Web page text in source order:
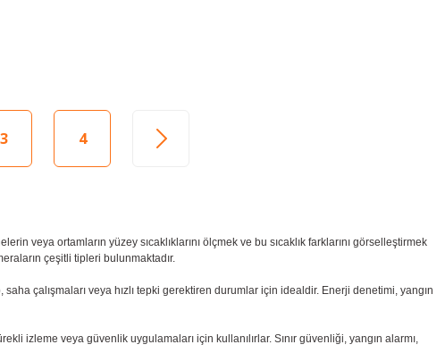
3 4
veya ortamların yüzey sıcaklıklarını ölçmek ve bu sıcaklık farklarını görselleştirmek
çeşitli tipleri bulunmaktadır.
çalışmaları veya hızlı tepki gerektiren durumlar için idealdir. Enerji denetimi, yangın
izleme veya güvenlik uygulamaları için kullanılırlar. Sınır güvenliği, yangın alarmı,